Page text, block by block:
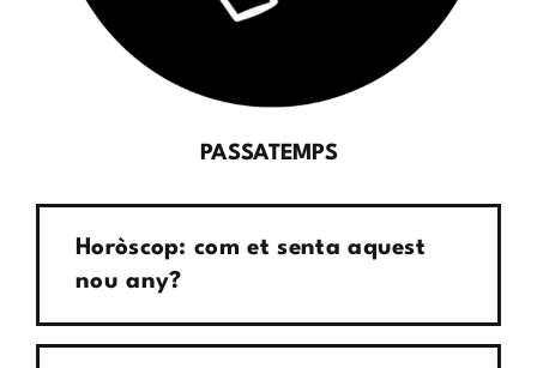
PASSATEMPS
Horòscop: com et senta aquest
nou any?